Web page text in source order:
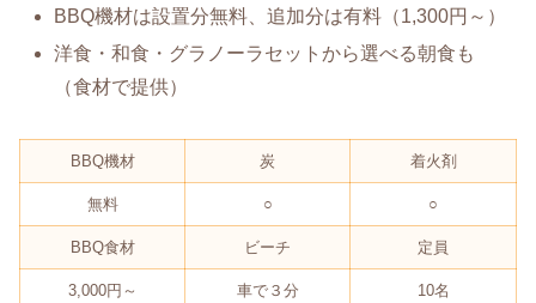
BBQ機材は設置分無料、追加分は有料（1,300円～）
洋食・和食・グラノーラセットから選べる朝食も
（食材で提供）
BBQ機材 炭 着火剤
無料 ○ ○
BBQ食材 ビーチ 定員
3,000円～ 車で３分 10名